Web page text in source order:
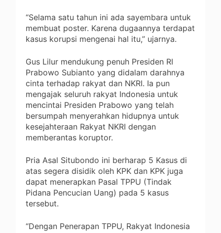
“Selama satu tahun ini ada sayembara untuk
membuat poster. Karena dugaannya terdapat
kasus korupsi mengenai hal itu,” ujarnya.
Gus Lilur mendukung penuh Presiden RI
Prabowo Subianto yang didalam darahnya
cinta terhadap rakyat dan NKRI. Ia pun
mengajak seluruh rakyat Indonesia untuk
mencintai Presiden Prabowo yang telah
bersumpah menyerahkan hidupnya untuk
kesejahteraan Rakyat NKRI dengan
memberantas koruptor.
Pria Asal Situbondo ini berharap 5 Kasus di
atas segera disidik oleh KPK dan KPK juga
dapat menerapkan Pasal TPPU (Tindak
Pidana Pencucian Uang) pada 5 kasus
tersebut.
“Dengan Penerapan TPPU, Rakyat Indonesia